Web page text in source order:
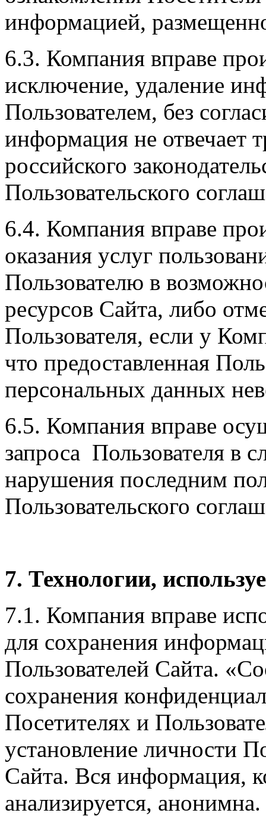
информацией,
6.3. Компания вправе
исключение, удаление
Пользователем, без
информация не отвечает
российского
Пользовательского
6.4. Компания вправе
оказания услуг
Пользователю в
ресурсов Сайта, либо
Пользователя, если у
что предоставленная
персональных данных
6.5. Компания вправе
запроса Пользователя в
нарушения последним
Пользовательского
7. Технологии,
7.1. Компания вправе
для сохранения
Пользователей Сайта.
сохранения
Посетителях и
установление личности
Сайта. Вся информация,
анализируется, анонимна.